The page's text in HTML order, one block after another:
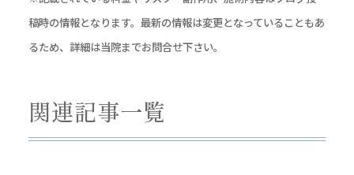
稿時の情報となります。最新の情報は変更となっていることもあ
るため、詳細は当院までお問合せ下さい。
関連記事一覧